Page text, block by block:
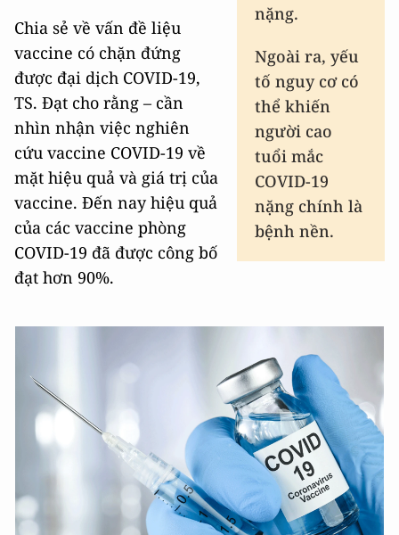
nặng.
Ngoài ra, yếu
tố nguy cơ có
thể khiến
người cao
tuổi mắc
COVID-19
nặng chính là
bệnh nền.
Chia sẻ về vấn đề liệu
vaccine có chặn đứng
được đại dịch COVID-19,
TS. Đạt cho rằng – cần
nhìn nhận việc nghiên
cứu vaccine COVID-19 về
mặt hiệu quả và giá trị của
vaccine. Đến nay hiệu quả
của các vaccine phòng
COVID-19 đã được công bố
đạt hơn 90%.